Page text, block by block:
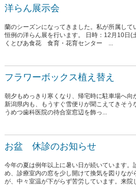
洋らん展示会
蘭のシーズンになってきました。私が所属して
恒例の洋らん展を行います。 日時：12月10日(
くとぴあ食花 食育・花育センター ...
フラワーボックス植え替え
朝夕もめっきり寒くなり、帰宅時に駐車場へ向
新潟県内も、もうすぐ雪便りが聞こえてきそ
うめつ歯科医院の待合室窓辺を飾っ...
お盆 休診のお知らせ
今年の夏は例年以上に暑い日が続いています。
め、診療室内の窓を少し開けて換気を図りなが
が、中々室温が下がらず苦労しています。来院